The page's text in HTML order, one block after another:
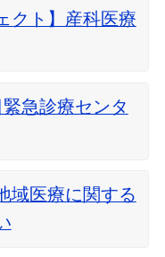
クト】産科医療
急診療センタ
域医療に関する